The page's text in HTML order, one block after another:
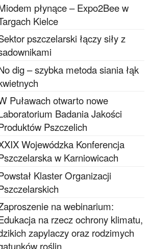
płynące – Expo2Bee w
Kielce
pszczelarski łączy siły z
dig – szybka metoda siania łąk
Puławach otwarto nowe
Badania Jakości
Pszczelich
Wojewódzka Konferencja
w Karniowicach
Klaster Organizacji
na webinarium:
na rzecz ochrony klimatu,
zapylaczy oraz rodzimych
roślin